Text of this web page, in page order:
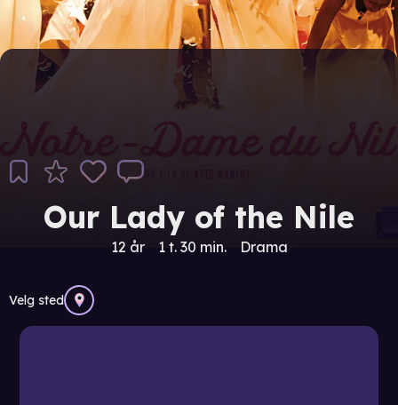
Our Lady of the Nile
12 år 1 t. 30 min. Drama
Velg sted